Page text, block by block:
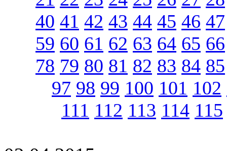
40 41 42 43 44 45 46 47
59 60 61 62 63 64 65 66
78 79 80 81 82 83 84 85
97 98 99 100 101 102
111 112 113 114 115